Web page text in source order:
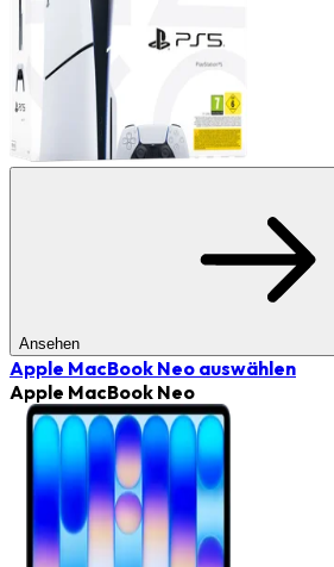
Ansehen
Apple MacBook Neo auswählen
Apple MacBook Neo